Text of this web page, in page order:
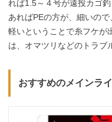
れば1.5～４号が遠投カゴ
あればPEの方が、細いの
軽いということで糸フケが
は、オマツリなどのトラブ
おすすめのメインラ